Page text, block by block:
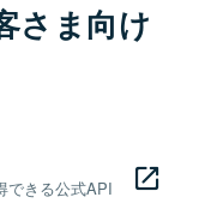
さま向け
できる公式API